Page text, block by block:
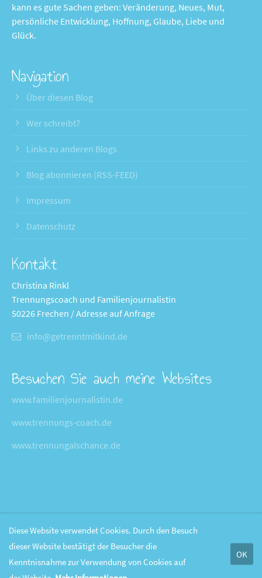
kann es gute Sachen geben: Veränderung, Neues, Mut,
persönliche Entwicklung, Hoffnung, Glaube, Liebe und
Glück.
Navigation
Über diesen Blog
Wer schreibt?
Links zu anderen Blogs
Blog abonnieren (RSS-FEED)
Impressum
Datenschutz
Kontakt
Christina Rinkl
Trennungscoach und Familienjournalistin
50226 Frechen / Adresse auf Anfrage
info@getrenntmitkind.de
Besuchen Sie auch meine Websites
www.familienjournalistin.de
www.trennungs-coach.de
www.trennungalschance.de
Diese Website verwendet Cookies. Durch den Besuch
dieser Website bestätigt der Besucher die
Kenntnisnahme zur Verwendung von Cookies auf
OK